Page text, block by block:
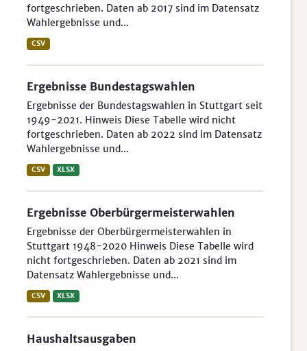
fortgeschrieben. Daten ab 2017 sind im Datensatz
Wahlergebnisse und...
CSV
Ergebnisse Bundestagswahlen
Ergebnisse der Bundestagswahlen in Stuttgart seit
1949-2021. Hinweis Diese Tabelle wird nicht
fortgeschrieben. Daten ab 2022 sind im Datensatz
Wahlergebnisse und...
CSV XLSX
Ergebnisse Oberbürgermeisterwahlen
Ergebnisse der Oberbürgermeisterwahlen in
Stuttgart 1948-2020 Hinweis Diese Tabelle wird
nicht fortgeschrieben. Daten ab 2021 sind im
Datensatz Wahlergebnisse und...
CSV XLSX
Haushaltsausgaben